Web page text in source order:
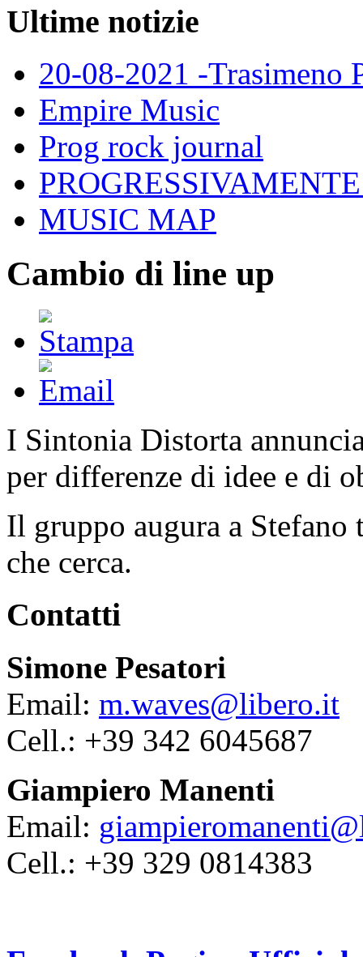
Ultime notizie
20-08-2021 -Trasimeno
Empire Music
Prog rock journal
MUSIC MAP
Cambio di line up
I Sintonia Distorta
per differenze di idee e di
Il gruppo augura a
che cerca.
Contatti
Simone Pesatori
Email: m.waves@libero.it
Cell.: +39 342 6045687
Giampiero Manenti
Email:
Cell.: +39 329 0814383